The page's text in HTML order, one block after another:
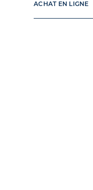
ACHAT EN LIGNE